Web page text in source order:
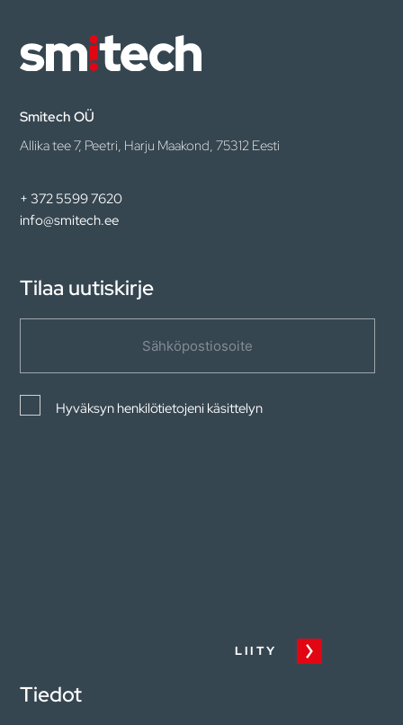
Smitech OÜ
Allika tee 7, Peetri, Harju Maakond, 75312 Eesti
+ 372 5599 7620
info@smitech.ee
Tiedot
Tilaa uutiskirje
Hyväksyn henkilötietojeni käsittelyn
LIITY